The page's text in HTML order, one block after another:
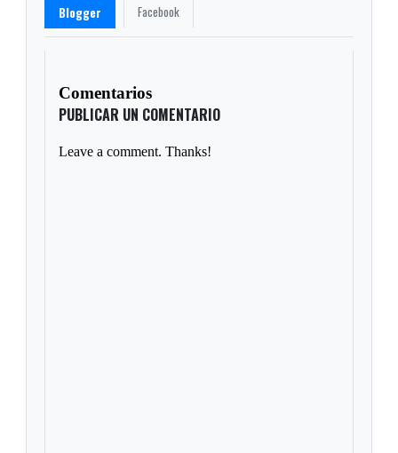
Blogger Facebook
Comentarios
PUBLICAR UN COMENTARIO
Leave a comment. Thanks!